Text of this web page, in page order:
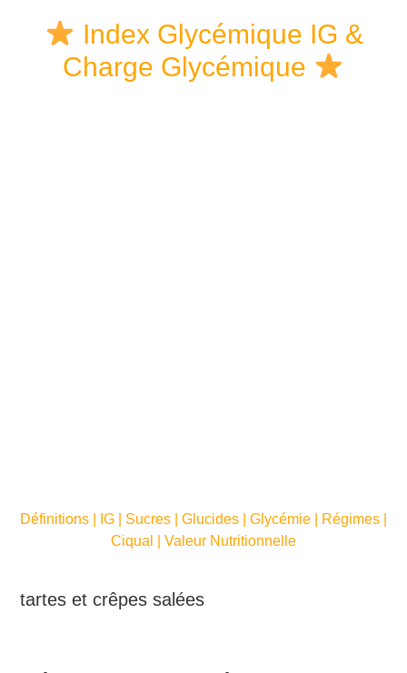
links
Index Glycémique IG &
Charge Glycémique
Définitions | IG | Sucres | Glucides | Glycémie | Régimes |
Ciqual | Valeur Nutritionnelle
tartes et crêpes salées